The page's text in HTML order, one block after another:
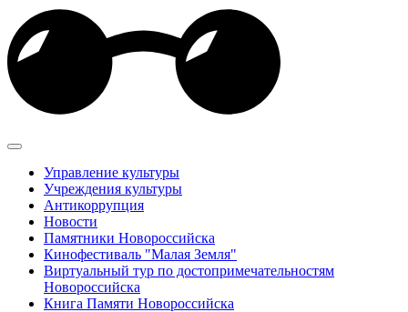
Управление культуры
Учреждения культуры
Антикоррупция
Новости
Памятники Новороссийска
Кинофестиваль "Малая Земля"
Виртуальный тур по достопримечательностям
Новороссийска
Книга Памяти Новороссийска